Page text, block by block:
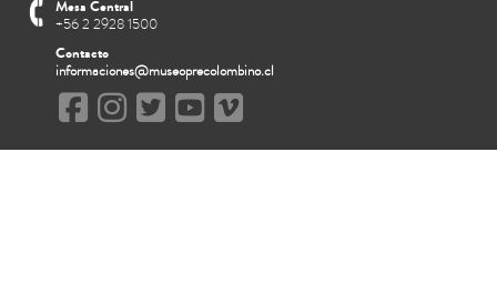
Mesa Central
+56 2 2928 1500
Contacto
informaciones@museoprecolombino.cl